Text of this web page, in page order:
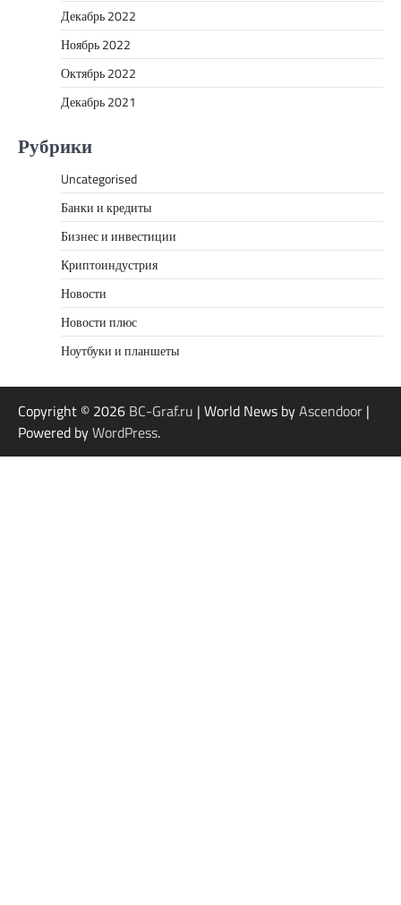
Декабрь 2022
Ноябрь 2022
Октябрь 2022
Декабрь 2021
Рубрики
Uncategorised
Банки и кредиты
Бизнес и инвестиции
Криптоиндустрия
Новости
Новости плюс
Ноутбуки и планшеты
Copyright © 2026 BC-Graf.ru | World News byAscendoor |
Powered byWordPress.